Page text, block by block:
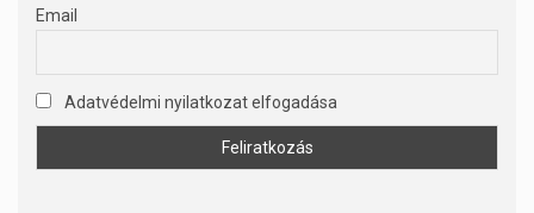
Email
Adatvédelmi nyilatkozat elfogadása